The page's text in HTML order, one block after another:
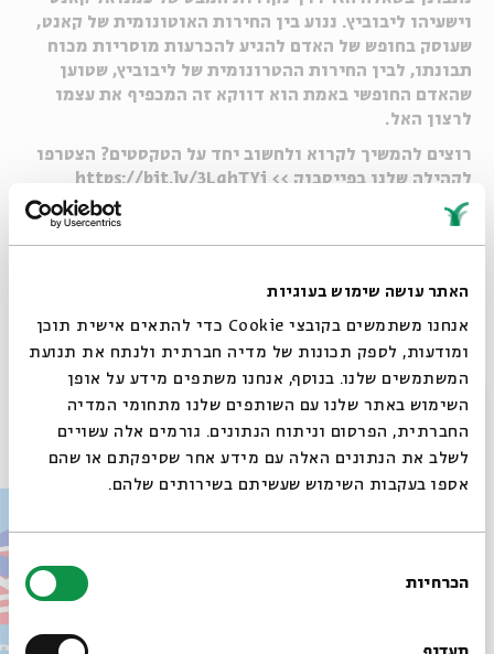
האתר עושה שימוש בעוגיות
אנחנו משתמשים בקובצי Cookie כדי להתאים אישית תוכן
ומודעות, לספק תכונות של מדיה חברתית ולנתח את תנועת
המשתמשים שלנו. בנוסף, אנחנו משתפים מידע על אופן
השימוש באתר שלנו עם השותפים שלנו מתחומי המדיה
החברתית, הפרסום וניתוח הנתונים. גורמים אלה עשויים
לשלב את הנתונים האלה עם מידע אחר שסיפקתם או שהם
אספו בעקבות השימוש שעשיתם בשירותים שלהם.
הסכמה
הכרחיות
וישעיהו ליבוביץ. ננוע בין החירות האוטונומית של קאנט,
שעוסק בחופש של האדם להגיע להכרעות מוסריות מכוח
תבונתו, לבין החירות ההטרונומית של ליבוביץ, שטוען
שהאדם החופשי באמת הוא דווקא זה המכפיף את עצמו
לרצון האל.
רוצים להמשיך לקרוא ולחשוב יחד על הטקסטים? הצטרפו
לקהילה שלנו בפייסבוק >> https://bit.ly/3LghTYi
לפלייליסט מתעדכן עם השירים המתנגנים בפרקים >>
פרקים נוספים בסדרה
סגור